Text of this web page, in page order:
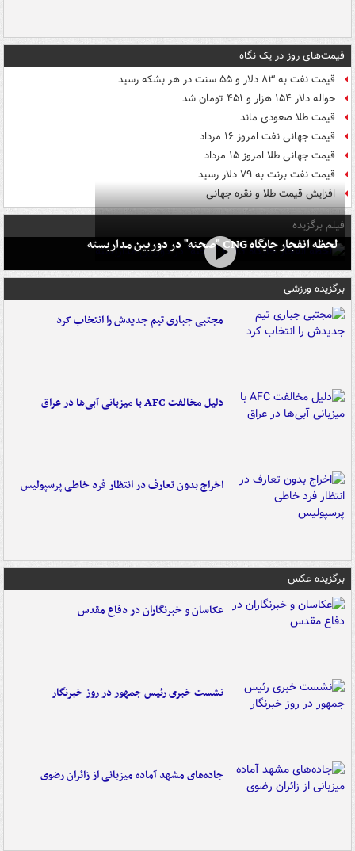
قیمت‌های روز در یک نگاه
قیمت نفت به ۸۳ دلار و ۵۵ سنت در هر بشکه رسید
حواله دلار ۱۵۴ هزار و ۴۵۱ تومان شد
قیمت طلا صعودی ماند
قیمت جهانی نفت امروز ۱۶ مرداد
قیمت جهانی طلا امروز ۱۵ مرداد
قیمت نفت برنت به ۷۹ دلار رسید
افزایش قیمت طلا و نقره جهانی
فیلم برگزیده
لحظه انفجار جایگاه CNG "صحنه" در دوربین مداربسته
برگزیده ورزشی
مجتبی جباری تیم جدیدش را انتخاب کرد
دلیل مخالفت AFC با میزبانی آبی‌ها در عراق
اخراج بدون تعارف در انتظار فرد خاطی پرسپولیس
برگزیده عکس
عکاسان و خبرنگاران در دفاع مقدس
نشست خبری رئیس جمهور در روز خبرنگار
جاده‌های مشهد آماده میزبانی از زائران رضوی